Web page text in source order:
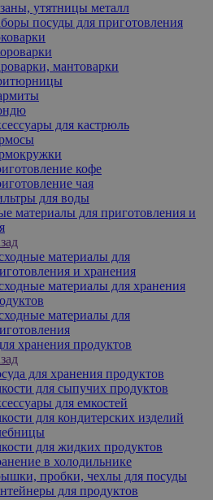
утятницы металл
посуды для приготовления
мантоварки
для кастрюль
кофе
чая
для воды
материалы для приготовления и
материалы для
и хранения
материалы для хранения
материалы для
хранения продуктов
для хранения продуктов
для сыпучих продуктов
для емкостей
для кондитерских изделий
для жидких продуктов
в холодильнике
пробки, чехлы для посуды
для продуктов